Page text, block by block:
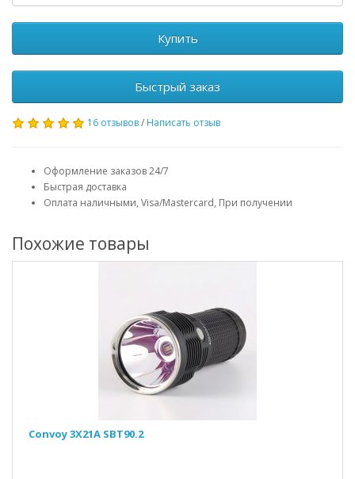
Купить
Быстрый заказ
16 отзывов/ Написать отзыв
Оформление заказов 24/7
Быстрая доставка
Оплата наличными, Visa/Mastercard, При получении
Похожие товары
Convoy 3X21A SBT90.2